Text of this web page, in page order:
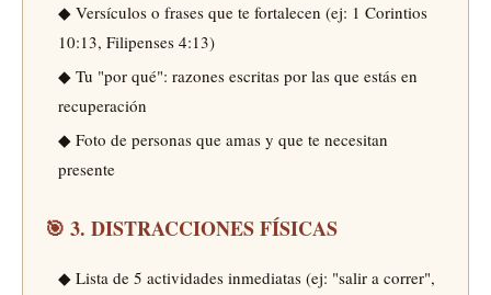
◆ Versículos o frases que te fortalecen (ej: 1 Corintios
10:13, Filipenses 4:13)
◆ Tu "por qué": razones escritas por las que estás en
recuperación
◆ Foto de personas que amas y que te necesitan
presente
🎯 3. DISTRACCIONES FÍSICAS
◆ Lista de 5 actividades inmediatas (ej: "salir a correr",